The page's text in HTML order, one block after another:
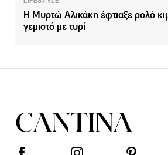
Η Μυρτώ Αλικάκη έφτιαξε ρολό
γεμιστό με τυρί